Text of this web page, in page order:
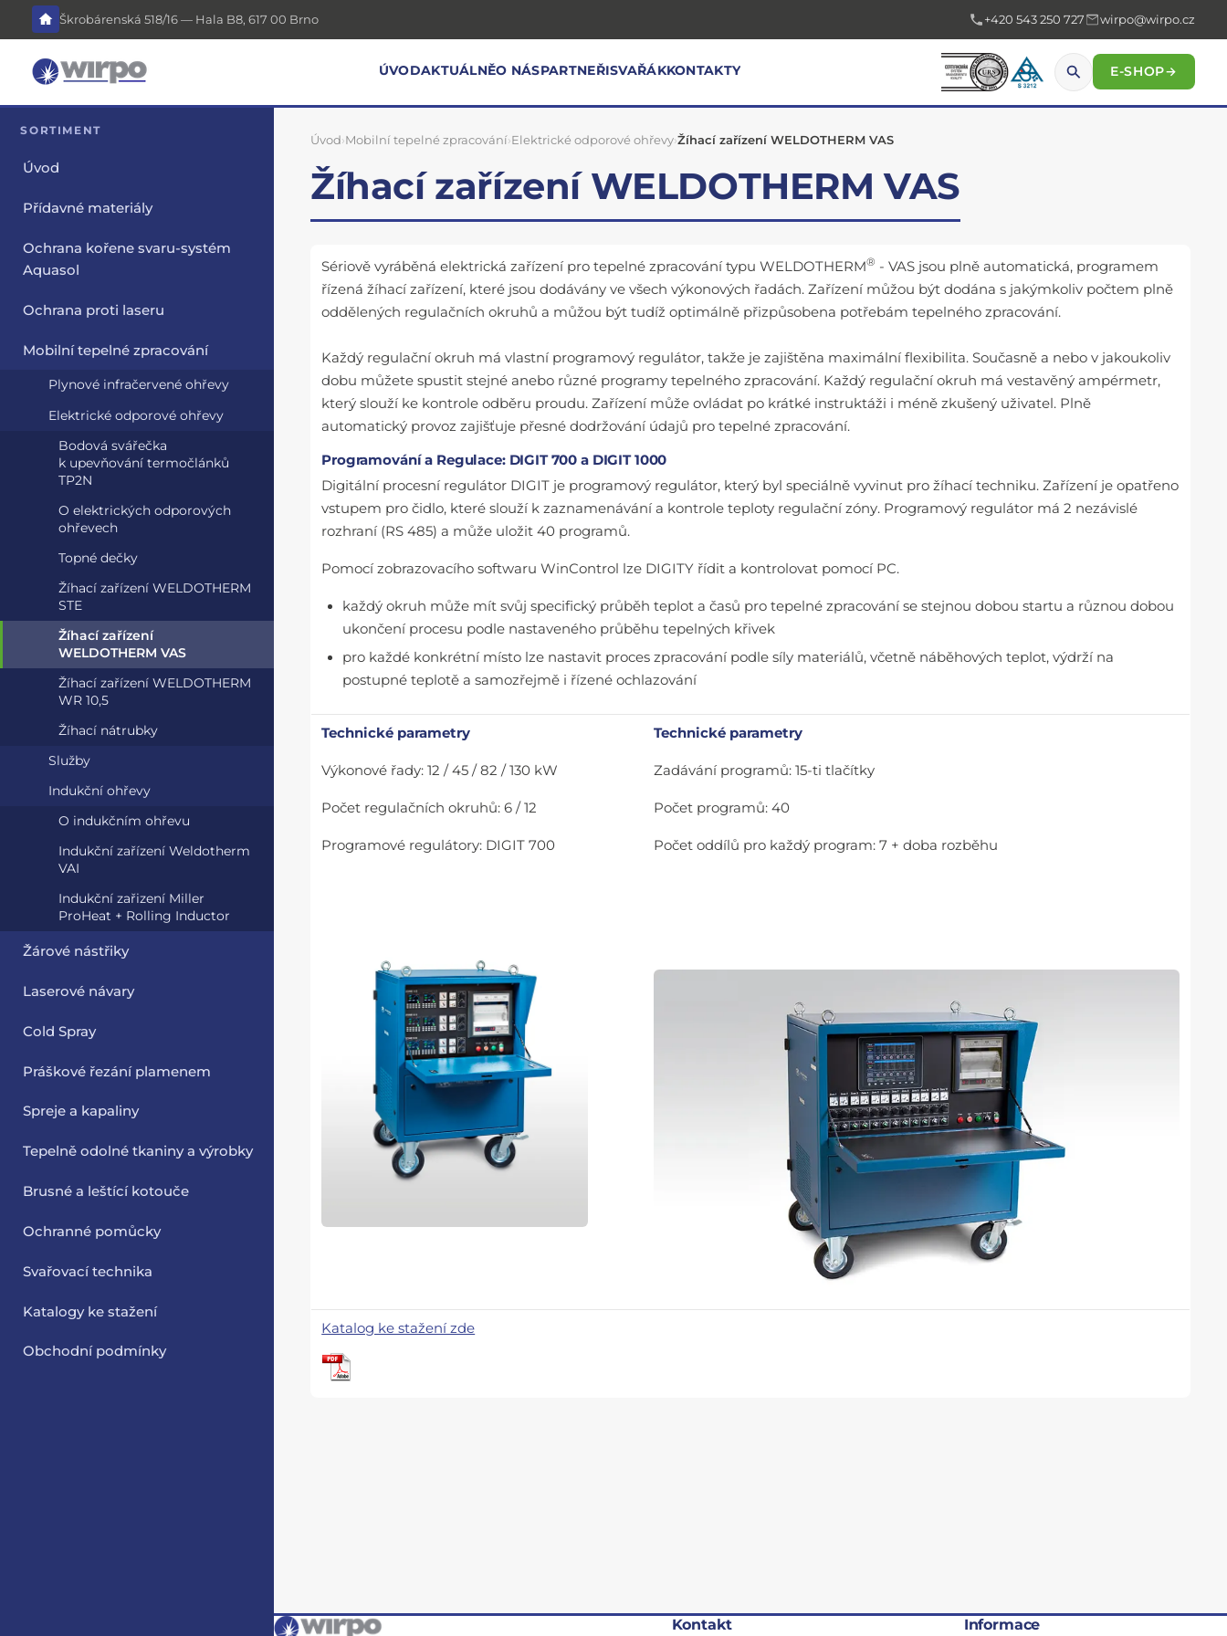
Škrobárenská 518/16 — Hala B8, 617 00 Brno +420 543 250 727 wirpo@wirpo.cz
ÚVODAKTUÁLNĚO NÁSPARTNEŘISVAŘÁKKONTAKTY E-SHOP→
SORTIMENT
Úvod
Přídavné materiály
Ochrana kořene svaru-systém
Aquasol
Ochrana proti laseru
Mobilní tepelné zpracování
Plynové infračervené ohřevy
Elektrické odporové ohřevy
Bodová svářečka
k upevňování termočlánků
TP2N
O elektrických odporových
ohřevech
Topné dečky
Žíhací zařízení WELDOTHERM
STE
Žíhací zařízení
WELDOTHERM VAS
Žíhací zařízení WELDOTHERM
WR 10,5
Žíhací nátrubky
Služby
Indukční ohřevy
O indukčním ohřevu
Indukční zařízení Weldotherm
VAI
Indukční zařizení Miller
ProHeat + Rolling Inductor
Žárové nástřiky
Laserové návary
Cold Spray
Práškové řezání plamenem
Spreje a kapaliny
Tepelně odolné tkaniny a výrobky
Brusné a leštící kotouče
Ochranné pomůcky
Svařovací technika
Katalogy ke stažení
Obchodní podmínky
Úvod›Mobilní tepelné zpracování›Elektrické odporové ohřevy›Žíhací zařízení WELDOTHERM VAS
Žíhací zařízení WELDOTHERM VAS
Sériově vyráběná elektrická zařízení pro tepelné zpracování typu WELDOTHERM® - VAS jsou plně automatická, programem
řízená žíhací zařízení, které jsou dodávány ve všech výkonových řadách. Zařízení můžou být dodána s jakýmkoliv počtem plně
oddělených regulačních okruhů a můžou být tudíž optimálně přizpůsobena potřebám tepelného zpracování.
Každý regulační okruh má vlastní programový regulátor, takže je zajištěna maximální flexibilita. Současně a nebo v jakoukoliv
dobu můžete spustit stejné anebo různé programy tepelného zpracování. Každý regulační okruh má vestavěný ampérmetr,
který slouží ke kontrole odběru proudu. Zařízení může ovládat po krátké instruktáži i méně zkušený uživatel. Plně
automatický provoz zajišťuje přesné dodržování údajů pro tepelné zpracování.
Programování a Regulace: DIGIT 700 a DIGIT 1000
Digitální procesní regulátor DIGIT je programový regulátor, který byl speciálně vyvinut pro žíhací techniku. Zařízení je opatřeno
vstupem pro čidlo, které slouží k zaznamenávání a kontrole teploty regulační zóny. Programový regulátor má 2 nezávislé
rozhraní (RS 485) a může uložit 40 programů.
Pomocí zobrazovacího softwaru WinControl lze DIGITY řídit a kontrolovat pomocí PC.
každý okruh může mít svůj specifický průběh teplot a časů pro tepelné zpracování se stejnou dobou startu a různou dobou
ukončení procesu podle nastaveného průběhu tepelných křivek
pro každé konkrétní místo lze nastavit proces zpracování podle síly materiálů, včetně náběhových teplot, výdrží na
postupné teplotě a samozřejmě i řízené ochlazování
Technické parametry
Výkonové řady: 12 / 45 / 82 / 130 kW
Počet regulačních okruhů: 6 / 12
Programové regulátory: DIGIT 700
Technické parametry
Zadávání programů: 15-ti tlačítky
Počet programů: 40
Počet oddílů pro každý program: 7 + doba rozběhu
Katalog ke stažení zde
Kontakt Informace